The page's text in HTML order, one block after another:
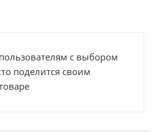
с выбором
поделится своим